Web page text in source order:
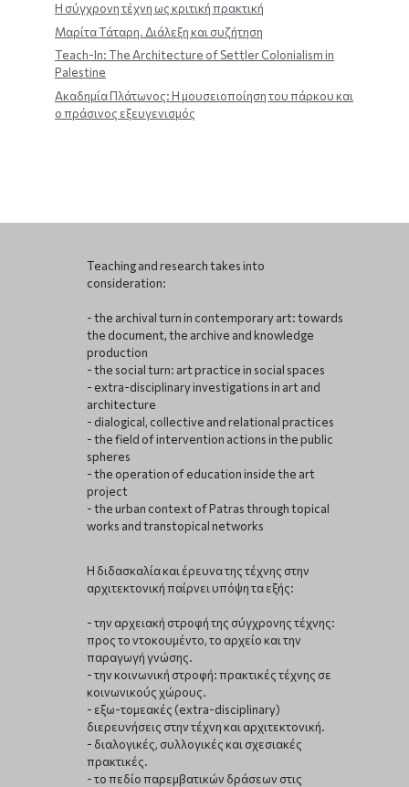
Η σύγχρονη τέχνη ως κριτική πρακτική
Μαρίτα Τάταρη. Διάλεξη και συζήτηση
Teach-In: The Architecture of Settler Colonialism in
Palestine
Ακαδημία Πλάτωνος: Η μουσειοποίηση του πάρκου και
ο πράσινος εξευγενισμός
Teaching and research takes into
consideration:
- the archival turn in contemporary art: towards
the document, the archive and knowledge
production
- the social turn: art practice in social spaces
- extra-disciplinary investigations in art and
architecture
- dialogical, collective and relational practices
- the field of intervention actions in the public
spheres
- the operation of education inside the art
project
- the urban context of Patras through topical
works and transtopical networks
Η διδασκαλία και έρευνα της τέχνης στην
αρχιτεκτονική παίρνει υπόψη τα εξής:
- την αρχειακή στροφή της σύγχρονης τέχνης:
προς το ντοκουμέντο, το αρχείο και την
παραγωγή γνώσης.
- την κοινωνική στροφή: πρακτικές τέχνης σε
κοινωνικούς χώρους.
- εξω-τομεακές (extra-disciplinary)
διερευνήσεις στην τέχνη και αρχιτεκτονική.
- διαλογικές, συλλογικές και σχεσιακές
πρακτικές.
- το πεδίο παρεμβατικών δράσεων στις